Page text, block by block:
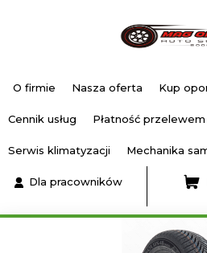
O firmie Nasza oferta Kup
Cennik usług Płatność przelewem
Serwis klimatyzacji Mechanika
Dla pracowników